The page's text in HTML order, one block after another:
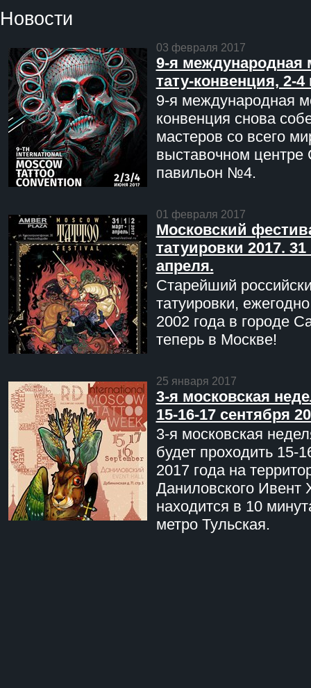
Новости
03 февраля 2017
9-я международная
тату-конвенция, 2-
9-я международная
конвенция снова
мастеров со всего
выставочном центре
павильон №4.
01 февраля 2017
Московский
татуировки 2017. 31
апреля.
Старейший
татуировки,
2002 года в городе
теперь в Москве!
25 января 2017
3-я московская
15-16-17 сентября
3-я московская
будет проходить 15-
2017 года на
Даниловского Ивент
находится в 10
метро Тульская.